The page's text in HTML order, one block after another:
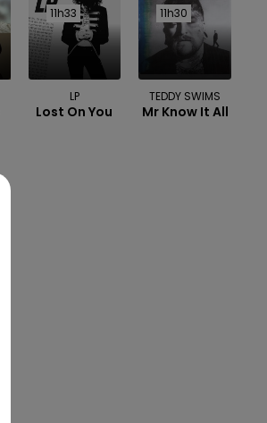
11h33
11h33
LP
Lost On You
11h30
11h30
TEDDY SWIMS
Mr Know It All